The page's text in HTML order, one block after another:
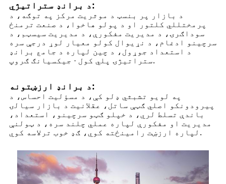
د برانډ ستراتیژي:
د بازار پر بنسټ د موثریت مرکز په توګه، د
پرمختللي کلتور او د پولو هاخوا، د صنعت ترمنځ
سوداګرۍ، د مدیریت مفکورې، د مدیریت سیسټم، د
سرچینو ادغام، د نړیوال کولو معیار لوړ درجې سره
د استعداد جوړول، د چین لپاره د جامع برانډ
ستراتیژۍ پلي کول · جیکسیانګ ګروپ.
د برانډ ارزښتونه:
په لویو تشبثي ډلو کې، د مسؤلیت احساس، د
پیرودونکو اصلي ګټې ساتل، عقلانیت د بازار سیالۍ
باندې تسلط لري، د خپلو ګټو سرچینو، استعداد،
مدیریت او مفکورې لپاره عملي چلند سره، د ټولنې
لپاره ارزښت رامینځته کوي، ګډ خوب ترلاسه کوي.